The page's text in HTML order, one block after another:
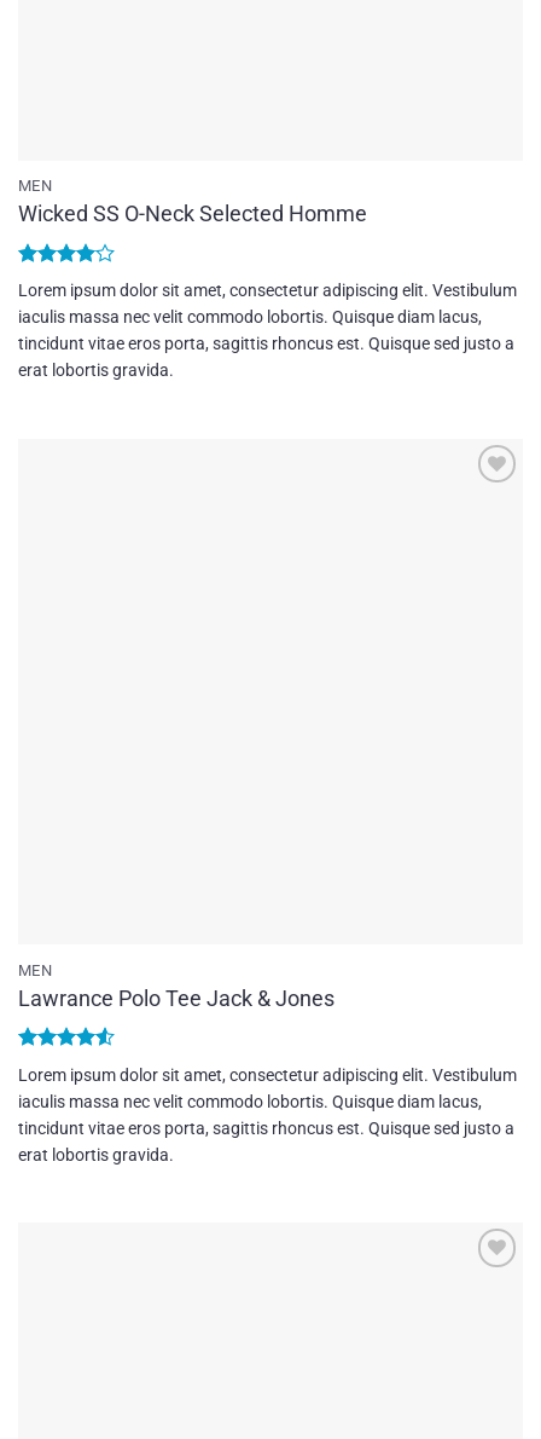
MEN
Wicked SS O-Neck Selected Homme
Bewertet
mit4
von 5
Lorem ipsum dolor sit amet, consectetur adipiscing elit. Vestibulum
iaculis massa nec velit commodo lobortis. Quisque diam lacus,
tincidunt vitae eros porta, sagittis rhoncus est. Quisque sed justo a
erat lobortis gravida.
MEN
Lawrance Polo Tee Jack & Jones
Bewertet
mit4.5
von 5
Lorem ipsum dolor sit amet, consectetur adipiscing elit. Vestibulum
iaculis massa nec velit commodo lobortis. Quisque diam lacus,
tincidunt vitae eros porta, sagittis rhoncus est. Quisque sed justo a
erat lobortis gravida.